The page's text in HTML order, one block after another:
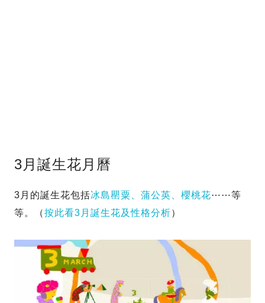
3月誕生花月曆
3月的誕生花包括冰島罌粟、蒲公英、櫻桃花⋯⋯等
等。（按此看3月誕生花及性格分析）